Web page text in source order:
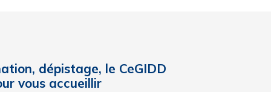
dépistage, le CeGIDD
vous accueillir